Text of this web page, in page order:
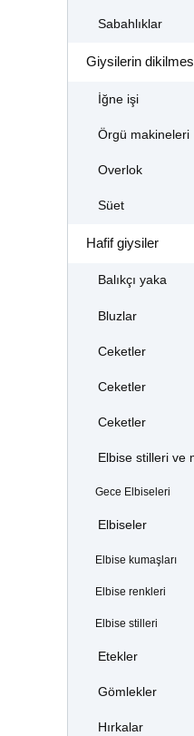
Sabahlıklar
Giysilerin
İğne işi
Örgü makineleri
Overlok
Süet
Hafif giysiler
Balıkçı yaka
Bluzlar
Ceketler
Ceketler
Ceketler
Elbise stilleri ve
Gece Elbiseleri
Elbiseler
Elbise kumaşları
Elbise renkleri
Elbise stilleri
Etekler
Gömlekler
Hırkalar